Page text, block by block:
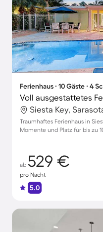
Ferienhaus ∙ 10 Gäste ∙ 4
Siesta Key,
Traumhaftes Ferienhaus in
Momente und Platz für bis zu
ab 529 €
pro Nacht
5.0